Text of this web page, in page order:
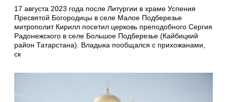
17 августа 2023 года после Литургии в храме Успения
Пресвятой Богородицы в селе Малое Подберезье
митрополит Кирилл посетил церковь преподобного Сергия
Радонежского в селе Большое Подберезье (Кайбицкий
район Татарстана). Владыка пообщался с прихожанами,
ск